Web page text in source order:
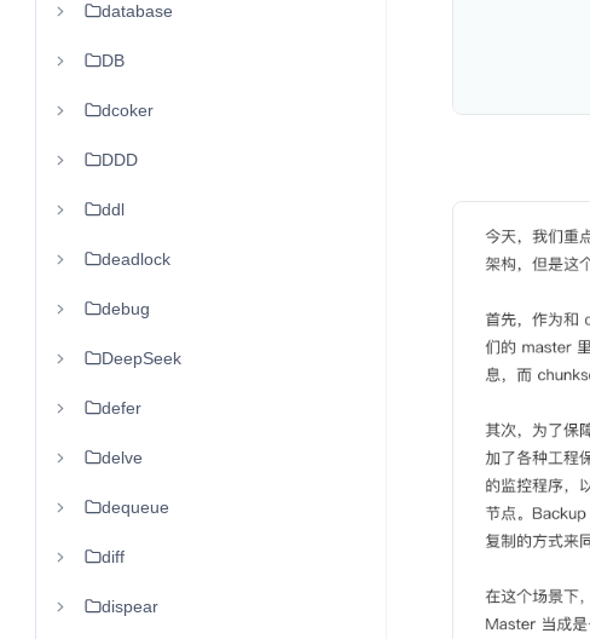
database
DB
dcoker
DDD
ddl
deadlock
debug
DeepSeek
defer
delve
dequeue
diff
dispear